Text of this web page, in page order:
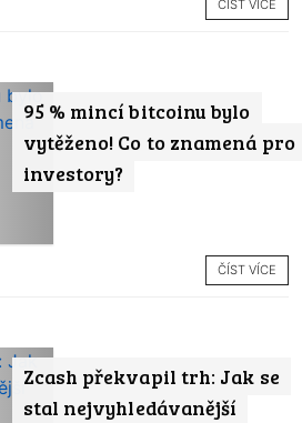
ČÍST VÍCE
95 % mincí bitcoinu bylo
vytěženo! Co to znamená pro
investory?
ČÍST VÍCE
Zcash překvapil trh: Jak se
stal nejvyhledávanější